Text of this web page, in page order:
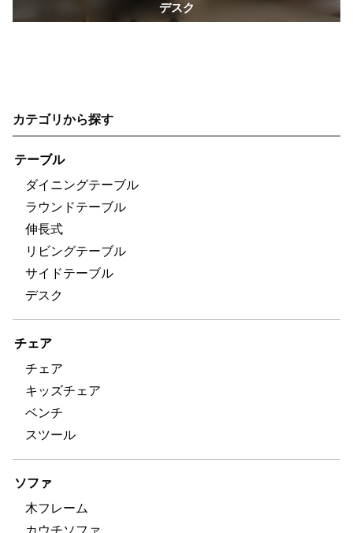
デスク
カテゴリから探す
テーブル
ダイニングテーブル
ラウンドテーブル
伸長式
リビングテーブル
サイドテーブル
デスク
チェア
チェア
キッズチェア
ベンチ
スツール
ソファ
木フレーム